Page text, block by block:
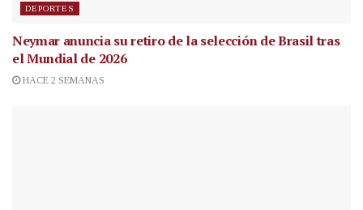
DEPORTES
Neymar anuncia su retiro de la selección de Brasil tras
el Mundial de 2026
HACE 2 SEMANAS